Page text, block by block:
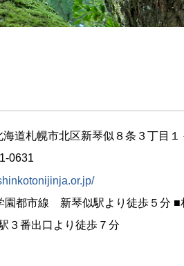
道札幌市北区新琴似８条３丁目１
0631
園都市線 新琴似駅より徒歩５分 ■
３番出口より徒歩７分